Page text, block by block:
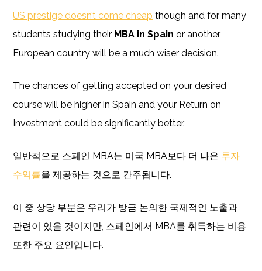
US prestige doesn’t come cheap though and for many
students studying their MBA in Spain or another
European country will be a much wiser decision.
The chances of getting accepted on your desired
course will be higher in Spain and your Return on
Investment could be significantly better.
일반적으로 스페인 MBA는 미국 MBA보다 더 나은 투자
수익률을 제공하는 것으로 간주됩니다.
이 중 상당 부분은 우리가 방금 논의한 국제적인 노출과
관련이 있을 것이지만, 스페인에서 MBA를 취득하는 비용
또한 주요 요인입니다.